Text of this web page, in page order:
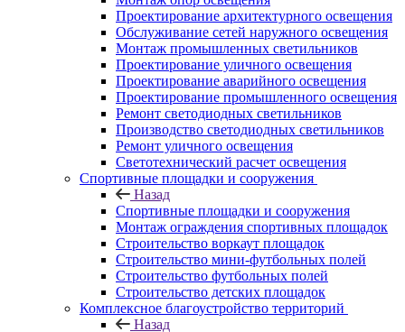
Проектирование архитектурного освещения
Обслуживание сетей наружного освещения
Монтаж промышленных светильников
Проектирование уличного освещения
Проектирование аварийного освещения
Проектирование промышленного освещения
Ремонт светодиодных светильников
Производство светодиодных светильников
Ремонт уличного освещения
Светотехнический расчет освещения
Спортивные площадки и сооружения
Назад
Спортивные площадки и сооружения
Монтаж ограждения спортивных площадок
Строительство воркаут площадок
Строительство мини-футбольных полей
Строительство футбольных полей
Строительство детских площадок
Комплексное благоустройство территорий
Назад